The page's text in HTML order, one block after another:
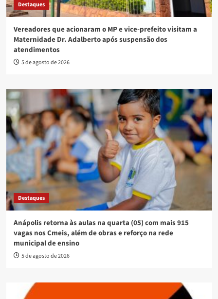
Destaques
Vereadores que acionaram o MP e vice-prefeito visitam a
Maternidade Dr. Adalberto após suspensão dos
atendimentos
5 de agosto de 2026
Destaques
Anápolis retorna às aulas na quarta (05) com mais 915
vagas nos Cmeis, além de obras e reforço na rede
municipal de ensino
5 de agosto de 2026